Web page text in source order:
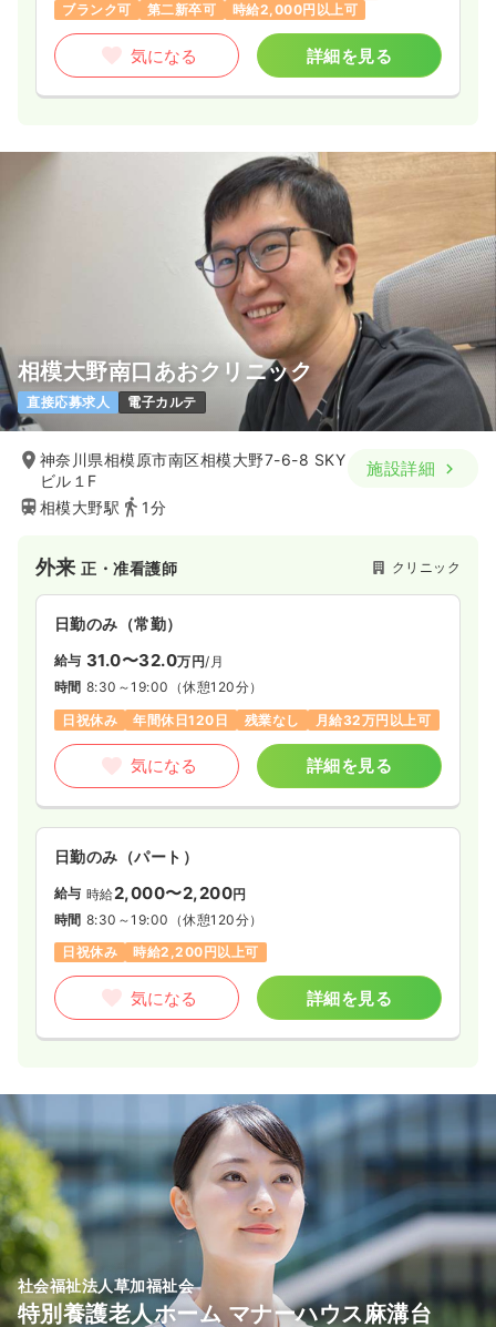
ブランク可
第二新卒可 時給2,000円以上可
気になる 詳細を見る
相模大野南口あおクリニック
直接応募求人 電子カルテ
神奈川県相模原市南区相模大野7-6-8 SKY
ビル１F
相模大野駅
1分
施設詳細
外来正・准看護師 クリニック
日勤のみ（常勤）
給与 31.0〜32.0万円/月
時間 8:30～19:00 （休憩120分）
日祝休み
年間休日120日 残業なし 月給32万円以上可
気になる 詳細を見る
日勤のみ（パート）
給与 時給2,000〜2,200円
時間 8:30～19:00 （休憩120分）
日祝休み
時給2,200円以上可
気になる 詳細を見る
社会福祉法人草加福祉会
特別養護老人ホーム マナーハウス麻溝台